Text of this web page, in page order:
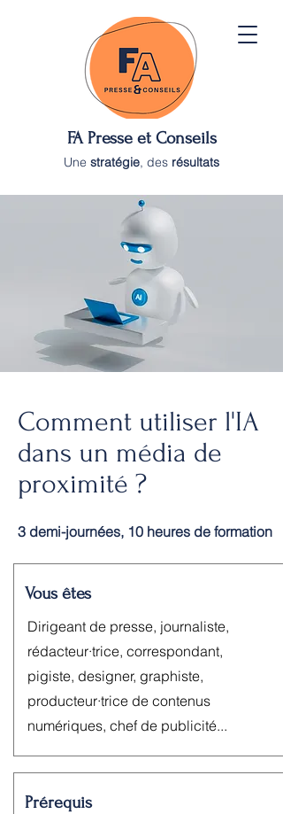
FA Presse et Conseils
Une stratégie, des résultats
Comment utiliser l'IA
dans un média de
proximité ?
3 demi-journées, 10 heures de formation
Vous êtes
Dirigeant de presse, journaliste,
rédacteur·trice, correspondant,
pigiste, designer, graphiste,
producteur·trice de contenus
numériques, chef de publicité.​..
Prérequis